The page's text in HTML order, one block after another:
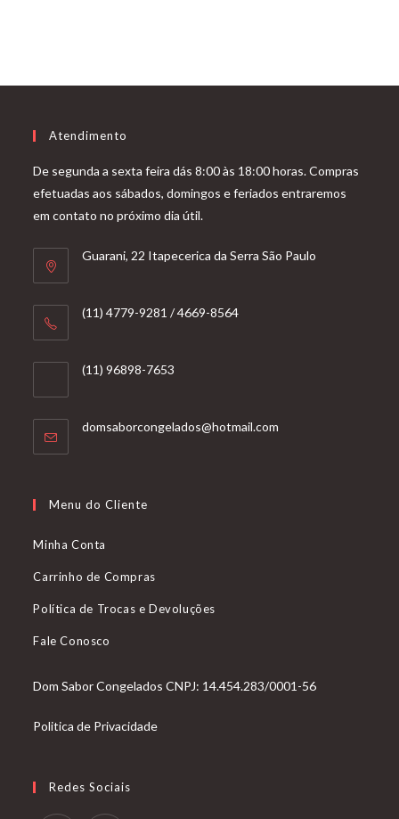
Atendimento
De segunda a sexta feira dás 8:00 às 18:00 horas. Compras
efetuadas aos sábados, domingos e feriados entraremos
em contato no próximo dia útil.
Guarani, 22 Itapecerica da Serra São Paulo
(11) 4779-9281 / 4669-8564
(11) 96898-7653
domsaborcongelados@hotmail.com
Menu do Cliente
Minha Conta
Carrinho de Compras
Política de Trocas e Devoluções
Fale Conosco
Dom Sabor Congelados CNPJ: 14.454.283/0001-56
Politica de Privacidade
Redes Sociais